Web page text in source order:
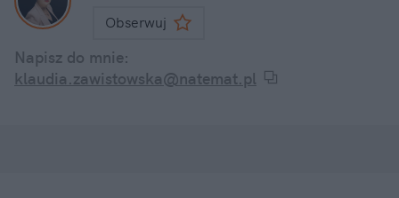
Obserwuj
Napisz do mnie:
klaudia.zawistowska@natemat.pl